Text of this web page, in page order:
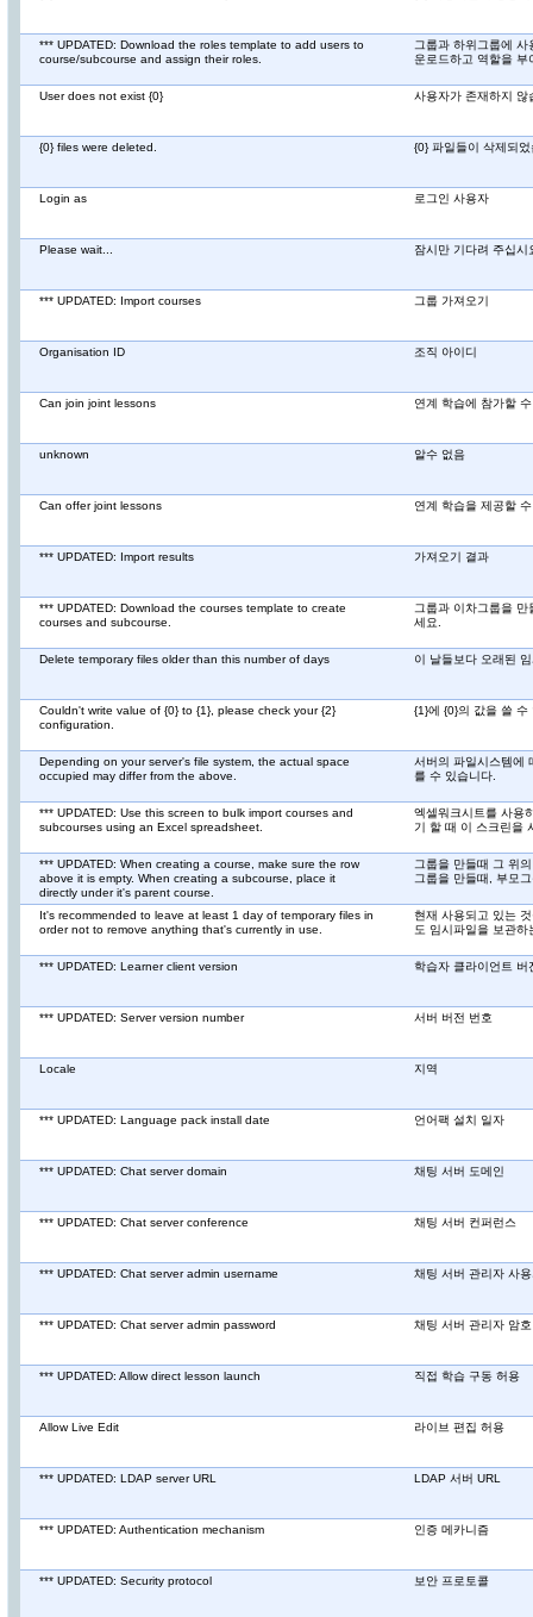
*** UPDATED: Download the roles template to add users to
course/subcourse and assign their roles.
그룹과 하위그룹에
운로드하고 역할을 부
User does not exist {0} 사용자가 존재하지 않
{0} files were deleted. {0} 파일들이 삭제되
Login as 로그인 사용자
Please wait... 잠시만 기다려 주십시
*** UPDATED: Import courses 그룹 가져오기
Organisation ID 조직 아이디
Can join joint lessons 연계 학습에 참가할
unknown 알수 없음
Can offer joint lessons 연계 학습을 제공할
*** UPDATED: Import results 가져오기 결과
*** UPDATED: Download the courses template to create
courses and subcourse.
그룹과 이차그룹을
세요.
Delete temporary files older than this number of days 이 날들보다 오래된
Couldn't write value of {0} to {1}, please check your {2}
configuration.
{1}에 {0}의 값을 쓸 수
Depending on your server's file system, the actual space
occupied may differ from the above.
서버의 파일시스템에
를 수 있습니다.
*** UPDATED: Use this screen to bulk import courses and
subcourses using an Excel spreadsheet.
엑셀워크시트를 사용
기 할 때 이 스크린을
*** UPDATED: When creating a course, make sure the row
above it is empty. When creating a subcourse, place it
directly under it's parent course.
그룹을 만들때 그 위
그룹을 만들때, 부모
It's recommended to leave at least 1 day of temporary files in
order not to remove anything that's currently in use.
현재 사용되고 있는
도 임시파일을 보관
*** UPDATED: Learner client version 학습자 클라이언트 버
*** UPDATED: Server version number 서버 버전 번호
Locale 지역
*** UPDATED: Language pack install date 언어팩 설치 일자
*** UPDATED: Chat server domain 채팅 서버 도메인
*** UPDATED: Chat server conference 채팅 서버 컨퍼런스
*** UPDATED: Chat server admin username 채팅 서버 관리자 사
*** UPDATED: Chat server admin password 채팅 서버 관리자 암호
*** UPDATED: Allow direct lesson launch 직접 학습 구동 허용
Allow Live Edit 라이브 편집 허용
*** UPDATED: LDAP server URL LDAP 서버 URL
*** UPDATED: Authentication mechanism 인증 메카니즘
*** UPDATED: Security protocol 보안 프로토콜